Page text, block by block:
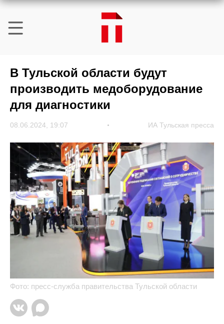
В Тульской области будут
производить медоборудование
для диагностики
08.06.2024, 19:07 ИА Тульская пресса
Фото: пресс-служба правительства Тульской области